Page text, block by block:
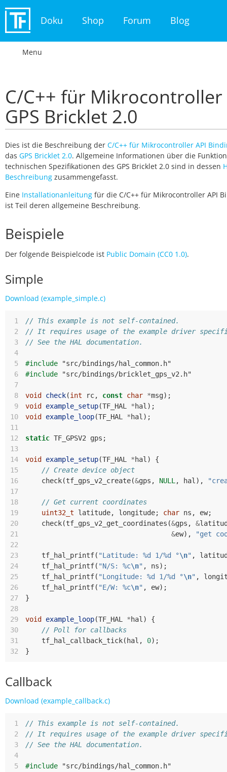
Doku Shop Forum Blog
Menu
C/C++ für Mikrocontroller
GPS Bricklet 2.0
Dies ist die Beschreibung der C/C++ für Mikrocontroller API
das GPS Bricklet 2.0. Allgemeine Informationen über die
technischen Spezifikationen des GPS Bricklet 2.0 sind in dessen
Beschreibung zusammengefasst.
Eine Installationanleitung für die C/C++ für Mikrocontroller API
ist Teil deren allgemeine Beschreibung.
Beispiele
Der folgende Beispielcode ist Public Domain (CC0 1.0).
Simple
Download (example_simple.c)
1
// This example is not self-contained.
2
// It requires usage of the example driver
3
// See the HAL documentation.
4
5
#include
"src/bindings/hal_common.h"
6
#include
"src/bindings/bricklet_gps_v2.h"
7
8
void check(int rc, const char *msg);
9
void example_setup(TF_HAL *hal );
10
void example_loop(TF_HAL *hal );
11
12
static TF_GPSV2 gps ;
13
14
void example_setup(TF_HAL *hal )
{
15
// Create device object
16
check(tf_gps_v2_create(&gps , NULL , hal ),
17
18
// Get current coordinates
19
uint32_t latitude, longitude; char ns , ew;
20
check(tf_gps_v2_get_coordinates (&gps , &
21
&ew),
"get
22
23
tf_hal_printf( "Latitude: %d 1/%d °\n" ,
24
tf_hal_printf( "N/S: %c\n" , ns);
25
tf_hal_printf( "Longitude: %d 1/%d °\n" ,
26
tf_hal_printf( "E/W: %c\n" , ew);
27
}
28
29
void example_loop(TF_HAL *hal )
{
30
// Poll for callbacks
31
tf_hal_callback_tick( hal , 0);
32
}
Callback
Download (example_callback.c)
1
// This example is not self-contained.
2
// It requires usage of the example driver
3
// See the HAL documentation.
4
5
#include
"src/bindings/hal_common.h"